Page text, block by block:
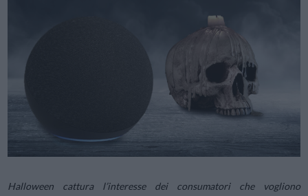
Halloween cattura l’interesse dei consumatori che vogliono